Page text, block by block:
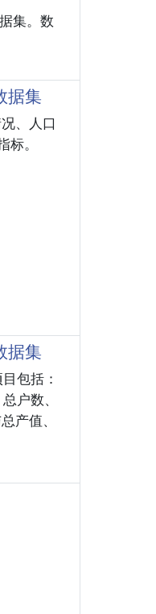
集。数
据集
、人口
。
据集
包括：
户数、
产值、